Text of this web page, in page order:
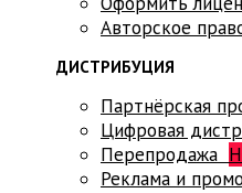
Авторское
ДИСТРИБУЦИЯ
Партнёрская
Цифровая
Перепродажа
Реклама и